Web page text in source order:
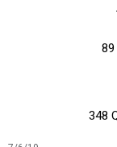
89
348